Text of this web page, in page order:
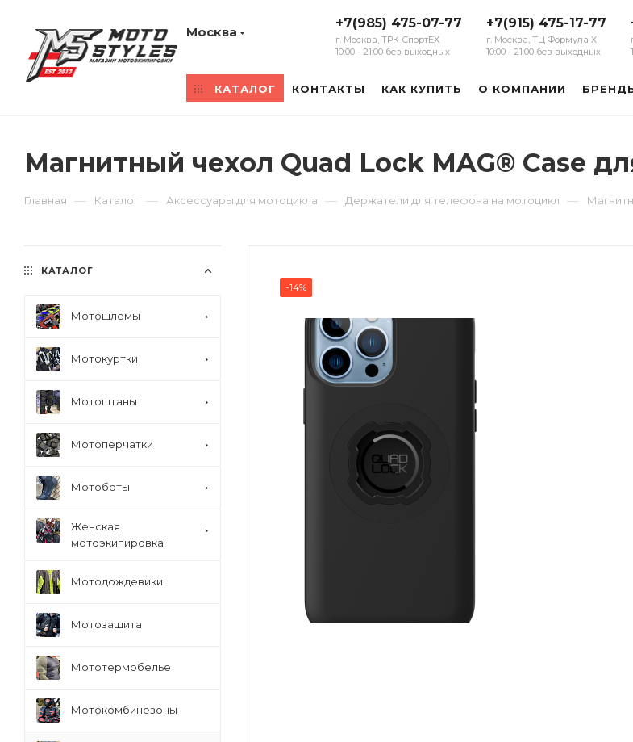
Москва
+7(985) 475-07-77
г. Москва, ТРК СпортЕХ
10:00 - 21:00 без выходных
+7(915) 475-17-77
г. Москва, ТЦ Формула Х
10:00 - 21:00 без выходных
КАТАЛОГ КОНТАКТЫ КАК КУПИТЬ О КОМПАНИИ
Магнитный чехол Quad Lock MAG® Case
Главная — Каталог — Аксессуары для мотоцикла — Держатели для телефона на мотоцикл —
-14%
КАТАЛОГ
Мотошлемы
Мотокуртки
Мотоштаны
Мотоперчатки
Мотоботы
Женская
мотоэкипировка
Мотодождевики
Мотозащита
Мототермобелье
Мотокомбинезоны